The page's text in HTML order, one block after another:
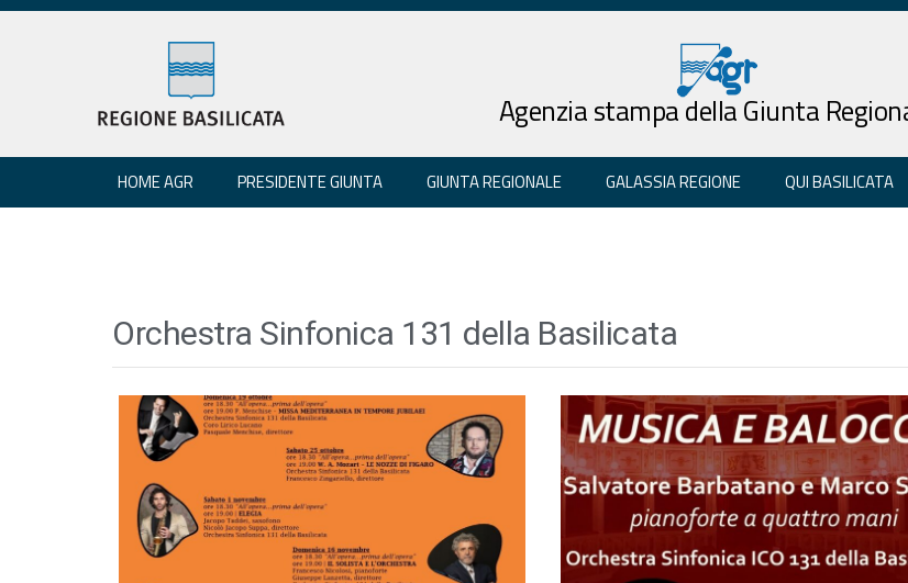
Agenzia stampa della Giunta
HOME AGR PRESIDENTE GIUNTA GIUNTA REGIONALE GALASSIA REGIONE QUI BASILICATA
Orchestra Sinfonica 131 della Basilicata